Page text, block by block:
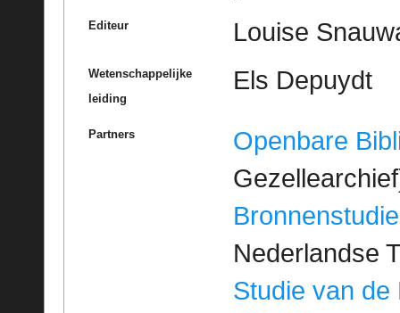
Editeur Louise
Wetenschappelijke
leiding
Els Depuydt
Partners
Openbare
Bronnenstudie
Nederlandse
Studie van de